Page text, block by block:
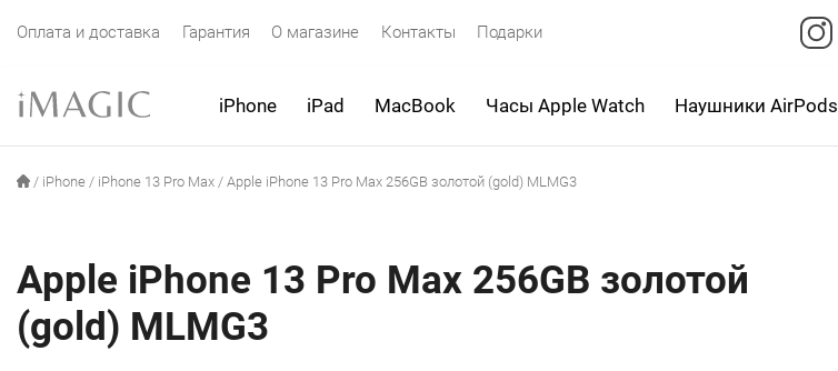
Оплата и доставка Гарантия О магазине Контакты Подарки
iPhone iPad MacBook Часы Apple Watch Наушники AirPods
/ iPhone / iPhone 13 Pro Max / Apple iPhone 13 Pro Max 256GB золотой (gold) MLMG3
Apple iPhone 13 Pro Max 256GB золотой
(gold) MLMG3